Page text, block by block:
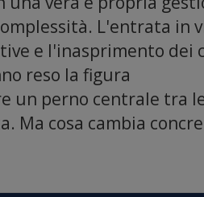
L'entrata in
e l'inasprimento dei
reso la figura
un perno centrale tra
Ma cosa cambia